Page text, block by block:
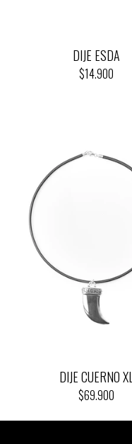
DIJE ESDA
$14.900
DIJE CUERNO XL
$69.900